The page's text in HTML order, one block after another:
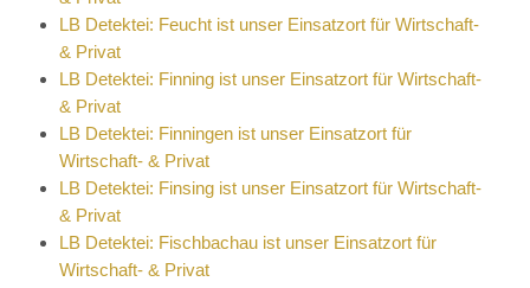
LB Detektei: Feucht ist unser Einsatzort für Wirtschaft-
& Privat
LB Detektei: Finning ist unser Einsatzort für Wirtschaft-
& Privat
LB Detektei: Finningen ist unser Einsatzort für
Wirtschaft- & Privat
LB Detektei: Finsing ist unser Einsatzort für Wirtschaft-
& Privat
LB Detektei: Fischbachau ist unser Einsatzort für
Wirtschaft- & Privat